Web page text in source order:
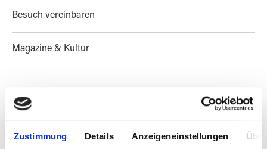
Zustimmung Details Anzeigeneinstellungen
Besuch vereinbaren
Magazine & Kultur
PRODUKTE FILTERN